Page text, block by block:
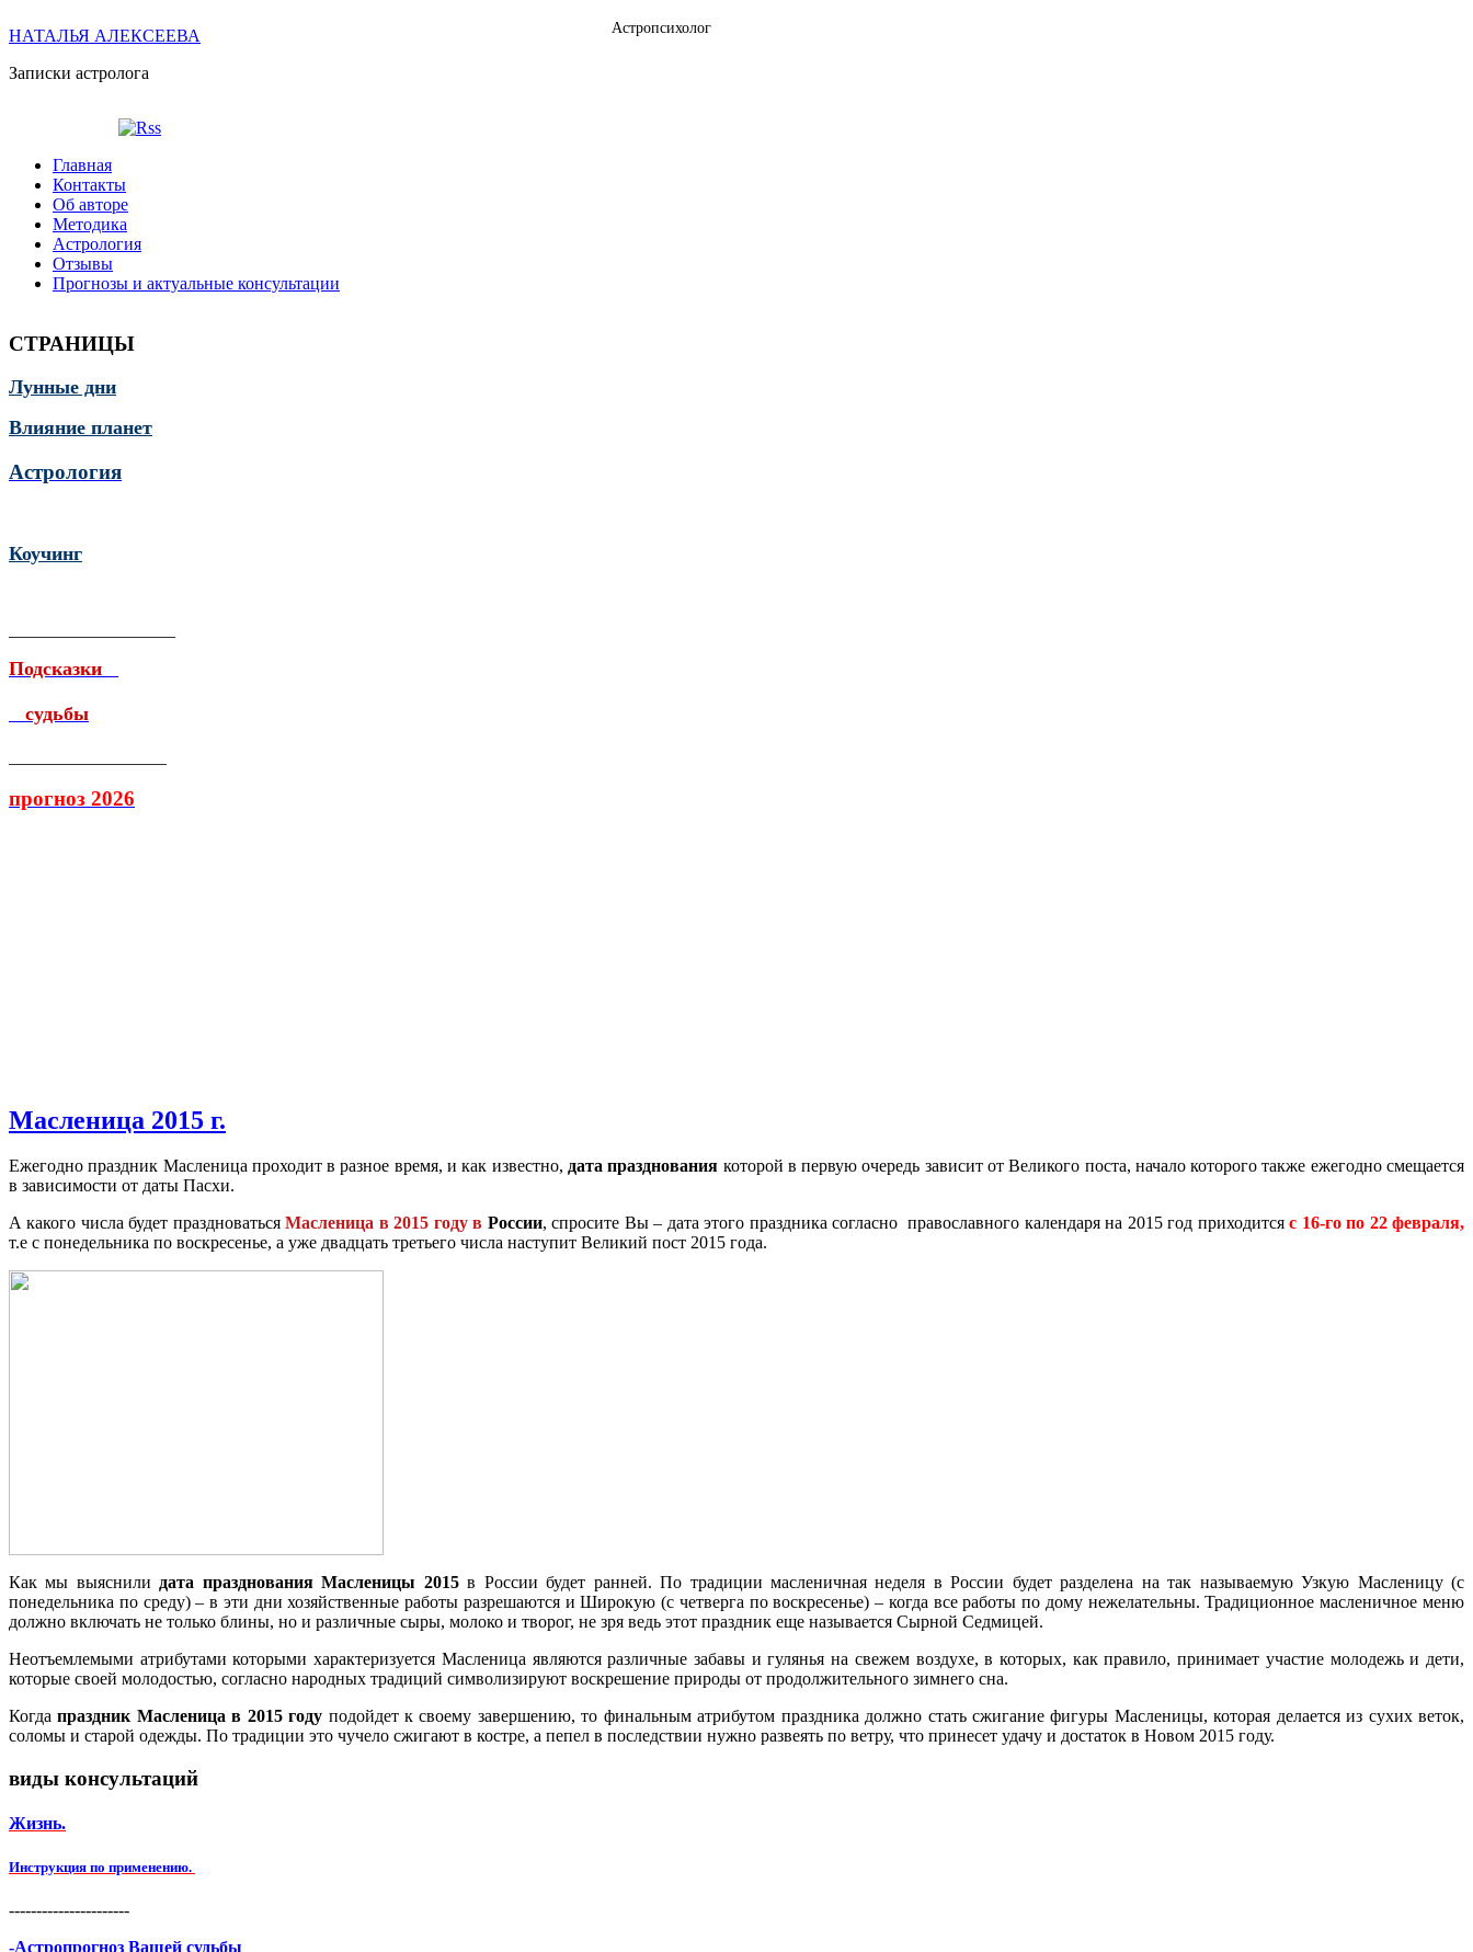
НАТАЛЬЯ АЛЕКСЕЕВА Астропсихолог
Записки астролога
Главная
Контакты
Об авторе
Методика
Астрология
Отзывы
Прогнозы и актуальные консультации
СТРАНИЦЫ
Лунные дни
Влияние планет
Астрология
Коучинг
Подсказки
судьбы
прогноз 2026
Масленица 2015 г.
Ежегодно праздник Масленица проходит в разное время, и как известно, дата празднования которой в первую очередь зависит от Великого поста, начало которого также ежегодно смещается
в зависимости от даты Пасхи.
А какого числа будет праздноватьсяМасленица в 2015 году в России, спросите Вы – дата этого праздника согласно православного календаря на 2015 год приходитсяс 16-го по 22 февраля,
т.е с понедельника по воскресенье, а уже двадцать третьего числа наступит Великий пост 2015 года.
Как мы выяснили дата празднования Масленицы 2015в России будет ранней. По традиции масленичная неделя в России будет разделена на так называемую Узкую Масленицу (с
понедельника по среду) – в эти дни хозяйственные работы разрешаются и Широкую (с четверга по воскресенье) – когда все работы по дому нежелательны. Традиционное масленичное меню
должно включать не только блины, но и различные сыры, молоко и творог, не зря ведь этот праздник еще называется Сырной Седмицей.
Неотъемлемыми атрибутами которыми характеризуется Масленица являются различные забавы и гулянья на свежем воздухе, в которых, как правило, принимает участие молодежь и дети,
которые своей молодостью, согласно народных традиций символизируют воскрешение природы от продолжительного зимнего сна.
Когдапраздник Масленица в 2015 году подойдет к своему завершению, то финальным атрибутом праздника должно стать сжигание фигуры Масленицы, которая делается из сухих веток,
соломы и старой одежды. По традиции это чучело сжигают в костре, а пепел в последствии нужно развеять по ветру, что принесет удачу и достаток в Новом 2015 году.
виды консультаций
Жизнь.
Инструкция по применению.
----------------------
-Астропрогноз Вашей судьбы